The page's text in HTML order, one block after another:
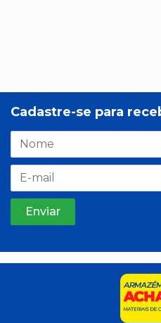
Cadastre-se para